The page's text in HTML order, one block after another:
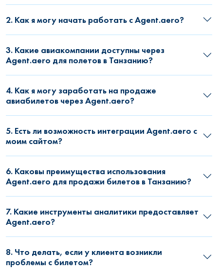
2. Как я могу начать работать с Agent.aero?
3. Какие авиакомпании доступны через
Agent.aero для полетов в Танзанию?
4. Как я могу заработать на продаже
авиабилетов через Agent.aero?
5. Есть ли возможность интеграции Agent.aero с
моим сайтом?
6. Каковы преимущества использования
Agent.aero для продажи билетов в Танзанию?
7. Какие инструменты аналитики предоставляет
Agent.aero?
8. Что делать, если у клиента возникли
проблемы с билетом?